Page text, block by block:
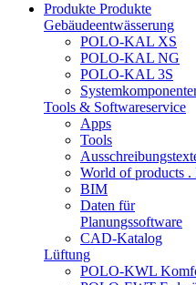
Produkte Produkte
Gebäudeentwässerung
POLO-KAL XS
POLO-KAL NG
POLO-KAL 3S
Tools & Softwareservice
Apps
Tools
World of products .
BIM
Daten für
Planungssoftware
CAD-Katalog
Lüftung
POLO-KWL